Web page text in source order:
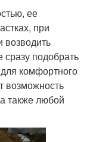
ее
при
возводить
подобрать
комфортного
возможность
также любой